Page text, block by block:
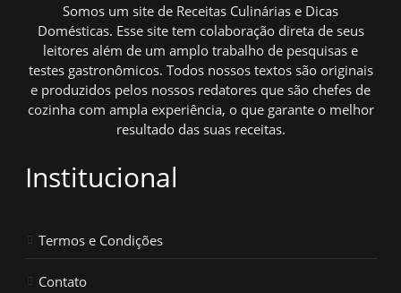
Somos um site de Receitas Culinárias e Dicas
Domésticas. Esse site tem colaboração direta de seus
leitores além de um amplo trabalho de pesquisas e
testes gastronômicos. Todos nossos textos são originais
e produzidos pelos nossos redatores que são chefes de
cozinha com ampla experiência, o que garante o melhor
resultado das suas receitas.
Institucional
Termos e Condições
Contato